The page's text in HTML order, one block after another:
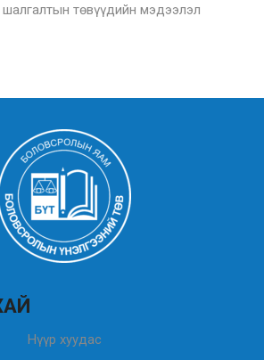
шалгалтын төвүүдийн мэдээлэл
Нүүр хуудас